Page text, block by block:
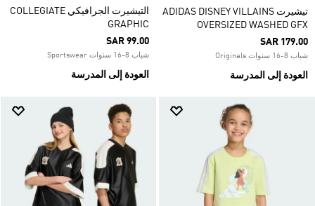
تيشيرت ADIDAS DISNEY VILLAINS
OVERSIZED WASHED GFX
SAR 179.00
شباب 8-16 سنوات Originals
العودة إلى المدرسة
التيشيرت الجرافيكي COLLEGIATE
GRAPHIC
SAR 99.00
شباب 8-16 سنوات Sportswear
العودة إلى المدرسة